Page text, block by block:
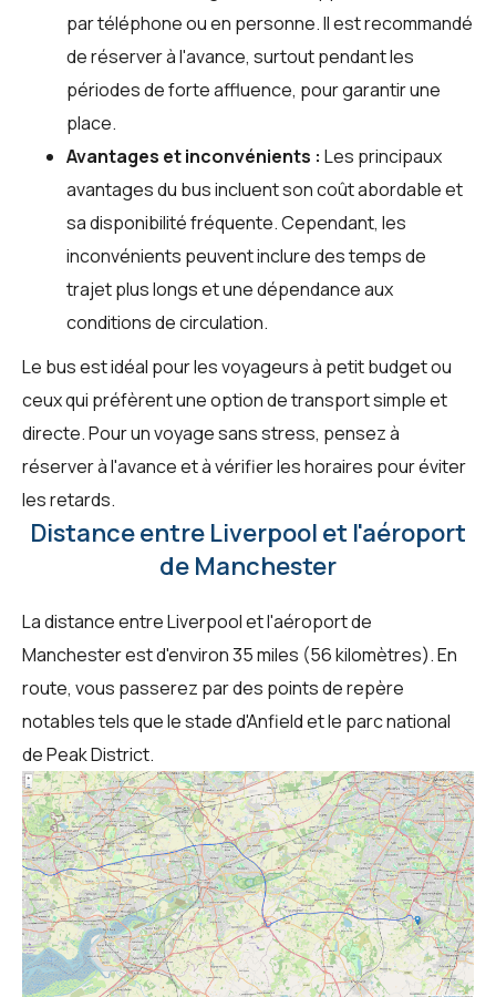
par téléphone ou en personne. Il est recommandé
de réserver à l'avance, surtout pendant les
périodes de forte affluence, pour garantir une
place.
Avantages et inconvénients : Les principaux
avantages du bus incluent son coût abordable et
sa disponibilité fréquente. Cependant, les
inconvénients peuvent inclure des temps de
trajet plus longs et une dépendance aux
conditions de circulation.
Le bus est idéal pour les voyageurs à petit budget ou
ceux qui préfèrent une option de transport simple et
directe. Pour un voyage sans stress, pensez à
réserver à l'avance et à vérifier les horaires pour éviter
les retards.
Distance entre Liverpool et l'aéroport
de Manchester
La distance entre Liverpool et l'aéroport de
Manchester est d'environ 35 miles (56 kilomètres). En
route, vous passerez par des points de repère
notables tels que le stade d'Anfield et le parc national
de Peak District.